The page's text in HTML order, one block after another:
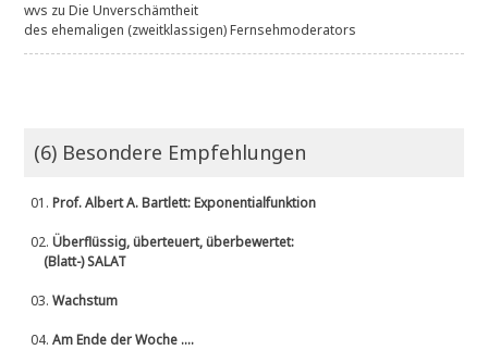
wvs zuDie Unverschämtheit
des ehemaligen (zweitklassigen) Fernsehmoderators
(6) Besondere Empfehlungen
01.Prof. Albert A. Bartlett: Exponentialfunktion
02.Überflüssig, überteuert, überbewertet:
(Blatt-) SALAT
03.Wachstum
04.Am Ende der Woche ....